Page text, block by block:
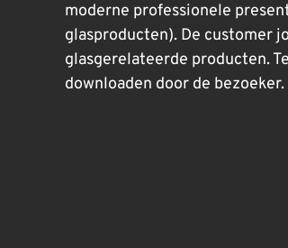
moderne professionele
glasproducten). De customer
glasgerelateerde producten.
downloaden door de bezoeker.